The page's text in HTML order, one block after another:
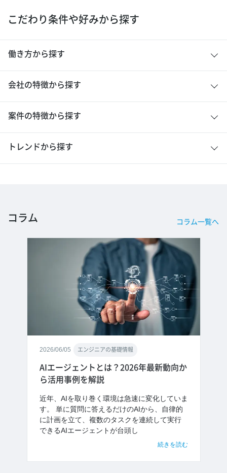
こだわり条件や好みから探す
働き方から探す
会社の特徴から探す
案件の特徴から探す
トレンドから探す
コラム コラム一覧へ
2026/06/05 エンジニアの基礎情報
AIエージェントとは？2026年最新動向か
ら活用事例を解説
近年、AIを取り巻く環境は急速に変化していま
す。 単に質問に答えるだけのAIから、自律的
に計画を立て、複数のタスクを連続して実行
できるAIエージェントが台頭し
続きを読む